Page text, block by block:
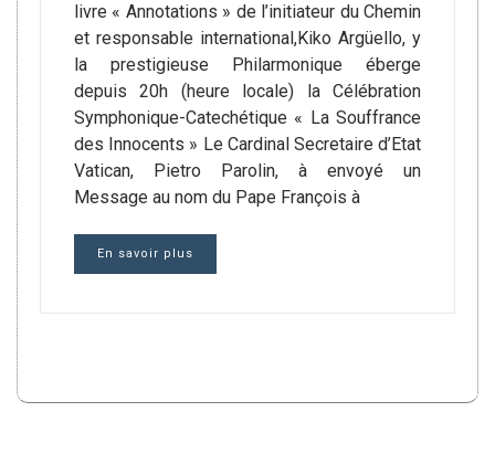
livre « Annotations » de l’initiateur du Chemin
et responsable international,Kiko Argüello, y
la prestigieuse Philarmonique éberge
depuis 20h (heure locale) la Célébration
Symphonique-Catechétique « La Souffrance
des Innocents » Le Cardinal Secretaire d’Etat
Vatican, Pietro Parolin, à envoyé un
Message au nom du Pape François à
En savoir plus